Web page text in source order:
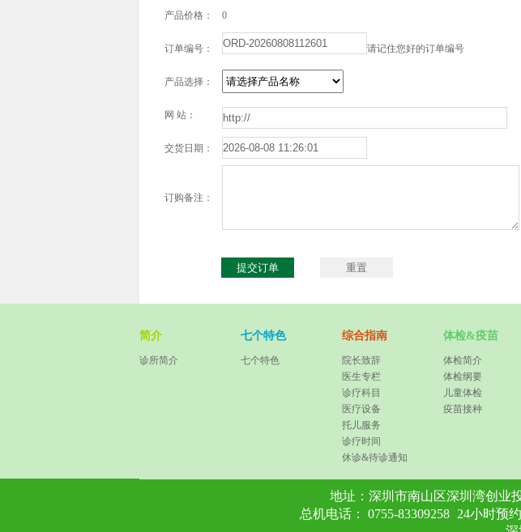
产品价格： 0
订单编号： 请记住您好的订单编号
产品选择：
网 站：
交货日期：
订购备注：
简介
诊所简介
七个特色
七个特色
综合指南
院长致辞
医生专栏
诊疗科目
医疗设备
托儿服务
诊疗时间
休诊&待诊通知
体检&疫苗
体检简介
体检纲要
儿童体检
疫苗接种
地址： 深圳市南山区深圳湾创业
总机电话： 0755-83309258
24小时预